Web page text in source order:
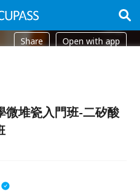
Share Open with app
微堆瓷入門班-二矽酸